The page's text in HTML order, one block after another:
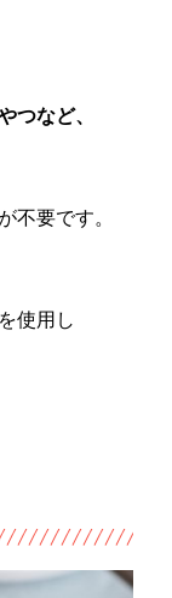
つなど、
不要です。
使用し